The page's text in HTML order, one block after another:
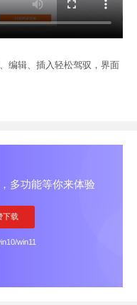
编辑、插入轻松驾驭，界面
多功能等你来体验
下载
win11